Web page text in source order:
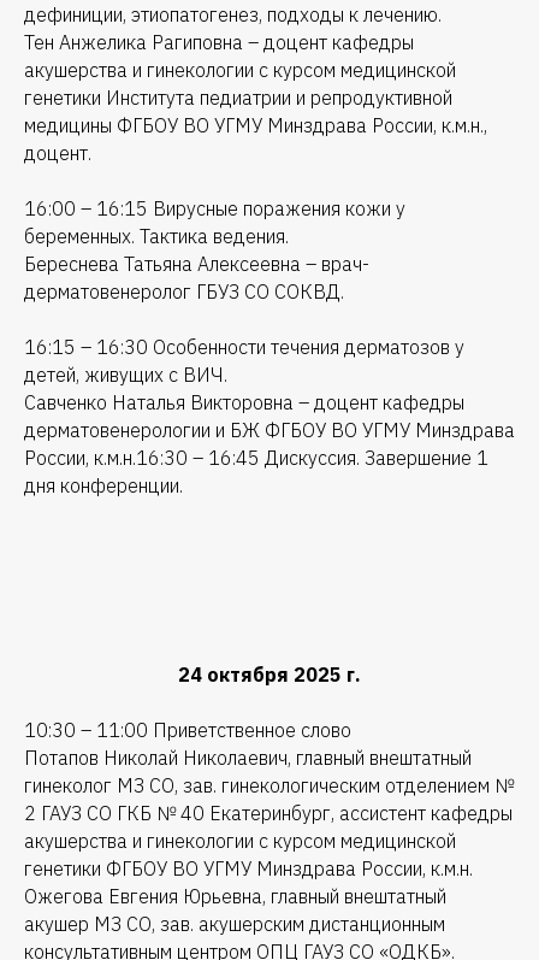
дефиниции, этиопатогенез, подходы к лечению.
Тен Анжелика Рагиповна – доцент кафедры
акушерства и гинекологии с курсом медицинской
генетики Института педиатрии и репродуктивной
медицины ФГБОУ ВО УГМУ Минздрава России, к.м.н.,
доцент.
16:00 – 16:15 Вирусные поражения кожи у
беременных. Тактика ведения.
Береснева Татьяна Алексеевна – врач-
дерматовенеролог ГБУЗ СО СОКВД.
16:15 – 16:30 Особенности течения дерматозов у
детей, живущих с ВИЧ.
Савченко Наталья Викторовна – доцент кафедры
дерматовенерологии и БЖ ФГБОУ ВО УГМУ Минздрава
России, к.м.н.16:30 – 16:45 Дискуссия. Завершение 1
дня конференции.
24 октября 2025 г.
10:30 – 11:00 Приветственное слово
Потапов Николай Николаевич, главный внештатный
гинеколог МЗ СО, зав. гинекологическим отделением №
2 ГАУЗ СО ГКБ № 40 Екатеринбург, ассистент кафедры
акушерства и гинекологии с курсом медицинской
генетики ФГБОУ ВО УГМУ Минздрава России, к.м.н.
Ожегова Евгения Юрьевна, главный внештатный
акушер МЗ СО, зав. акушерским дистанционным
консультативным центром ОПЦ ГАУЗ СО «ОДКБ».